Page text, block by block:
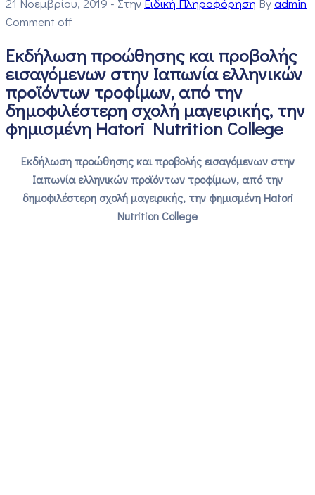
Comment off
Εκδήλωση προώθησης και προβολής
εισαγόμενων στην Ιαπωνία ελληνικών
προϊόντων τροφίμων, από την
δημοφιλέστερη σχολή μαγειρικής, την
φημισμένη Hatori Nutrition College
Εκδήλωση προώθησης και προβολής εισαγόμενων στην
Ιαπωνία ελληνικών προϊόντων τροφίμων, από την
δημοφιλέστερη σχολή μαγειρικής, την φημισμένη Hatori
Nutrition College